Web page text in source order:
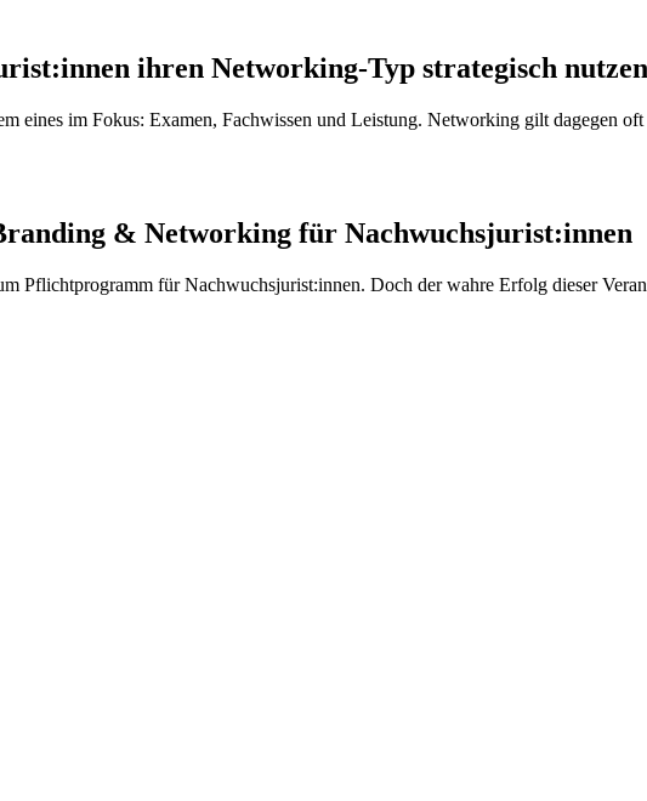
ihren Networking-Typ strategisch nutzen
eines im Fokus: Examen, Fachwissen und Leistung. Networking gilt dagegen
& Networking für Nachwuchsjurist:innen
Pflichtprogramm für Nachwuchsjurist:innen. Doch der wahre Erfolg dieser